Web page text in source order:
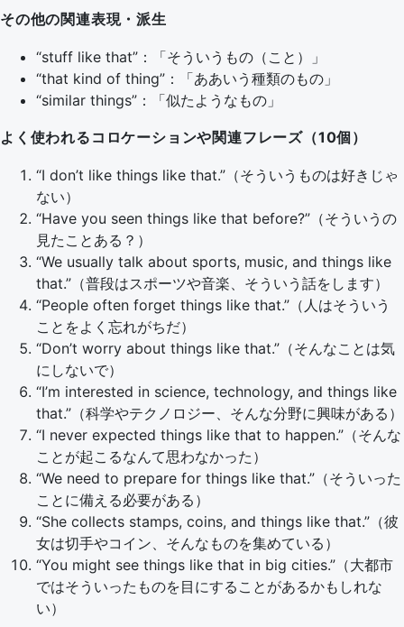
その他の関連表現・派生
“stuff like that”：「そういうもの（こと）」
“that kind of thing”：「ああいう種類のもの」
“similar things”：「似たようなもの」
よく使われるコロケーションや関連フレーズ（10個）
“I don’t like things like that.”（そういうものは好きじゃ
ない）
“Have you seen things like that before?”（そういうの
見たことある？）
“We usually talk about sports, music, and things like
that.”（普段はスポーツや音楽、そういう話をします）
“People often forget things like that.”（人はそういう
ことをよく忘れがちだ）
“Don’t worry about things like that.”（そんなことは気
にしないで）
“I’m interested in science, technology, and things like
that.”（科学やテクノロジー、そんな分野に興味がある）
“I never expected things like that to happen.”（そんな
ことが起こるなんて思わなかった）
“We need to prepare for things like that.”（そういった
ことに備える必要がある）
“She collects stamps, coins, and things like that.”（彼
女は切手やコイン、そんなものを集めている）
“You might see things like that in big cities.”（大都市
ではそういったものを目にすることがあるかもしれな
い）